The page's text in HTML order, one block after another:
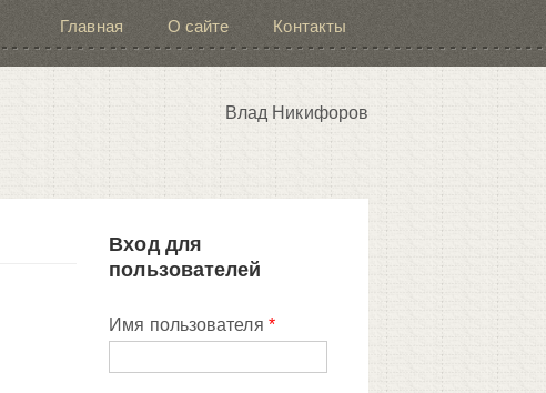
Главная О сайте Контакты
Влад Никифоров
Вход для
пользователей
Имя пользователя *